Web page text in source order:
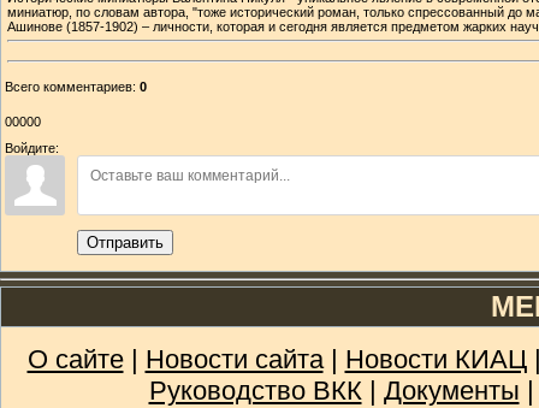
миниатюр, по словам автора, "тоже исторический роман, только спрессованный до
Ашинове (1857-1902) – личности, которая и сегодня является предметом жарких
Всего комментариев: 0
00000
Войдите:
Отправить
О сайте| Новости сайта| Новости КИАЦ
Руководство ВКК| Документы